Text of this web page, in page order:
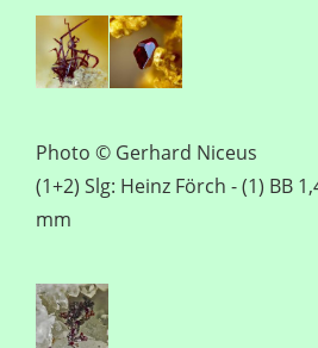
Photo © Gerhard Niceus
(1+2) Slg: Heinz Förch - (1) BB
mm